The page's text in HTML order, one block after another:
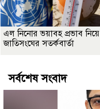
এল নিনোর ভয়াবহ প্রভাব নিয়ে
জাতিসংঘের সতর্কবার্তা
সর্বশেষ সংবাদ